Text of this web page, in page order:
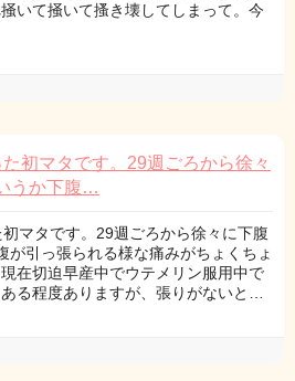
いて掻いて搔き壊してしまって。今
初マタです。29週ごろから徐々
うか下腹…
マタです。29週ごろから徐々に下腹
が引っ張られる様な痛みがちょくちょ
在切迫早産中でウテメリン服用中で
る程度ありますが、張りがないと…